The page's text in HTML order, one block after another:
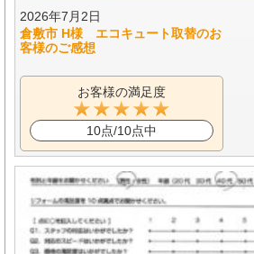
2026年7月2日
倉敷市 H様 エコキュート取替のお
客様のご感想
お客様の満足度
10点/10点中